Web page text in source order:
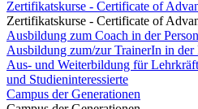
Zertifikatskurse - Certificate of
Zertifikatskurse - Certificate of
Ausbildung zum Coach in der
Ausbildung zum/zur TrainerIn in
Aus- und Weiterbildung für
und Studieninteressierte
Campus der Generationen